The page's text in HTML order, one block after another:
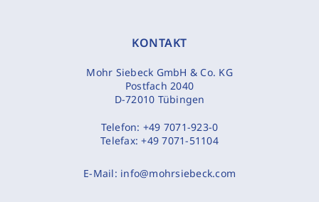
KONTAKT
Mohr Siebeck GmbH & Co. KG
Postfach 2040
D-72010 Tübingen
Telefon: +49 7071-923-0
Telefax:+49 7071-51104
E-Mail: info@mohrsiebeck.com